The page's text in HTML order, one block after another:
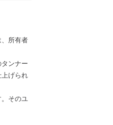
所有者
ンナー
げられ
そのユ